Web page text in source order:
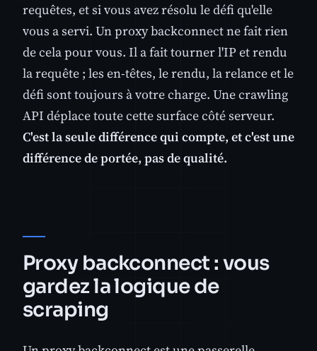
requêtes, et si vous avez résolu le défi qu'elle
vous a servi. Un proxy backconnect ne fait rien
de cela pour vous. Il a fait tourner l'IP et rendu
la requête ; les en-têtes, le rendu, la relance et le
défi sont toujours à votre charge. Une crawling
API déplace toute cette surface côté serveur.
C'est la seule différence qui compte, et c'est une
différence de portée, pas de qualité.
Proxy backconnect : vous
gardez la logique de
scraping